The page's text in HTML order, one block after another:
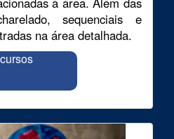
sequenciais e
na área detalhada.